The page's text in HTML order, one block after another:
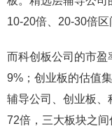
10-20倍、20-30倍区
而科创板公司的市盈
9%；创业板的估值
辅导公司、创业板、
72倍，三大板块之间